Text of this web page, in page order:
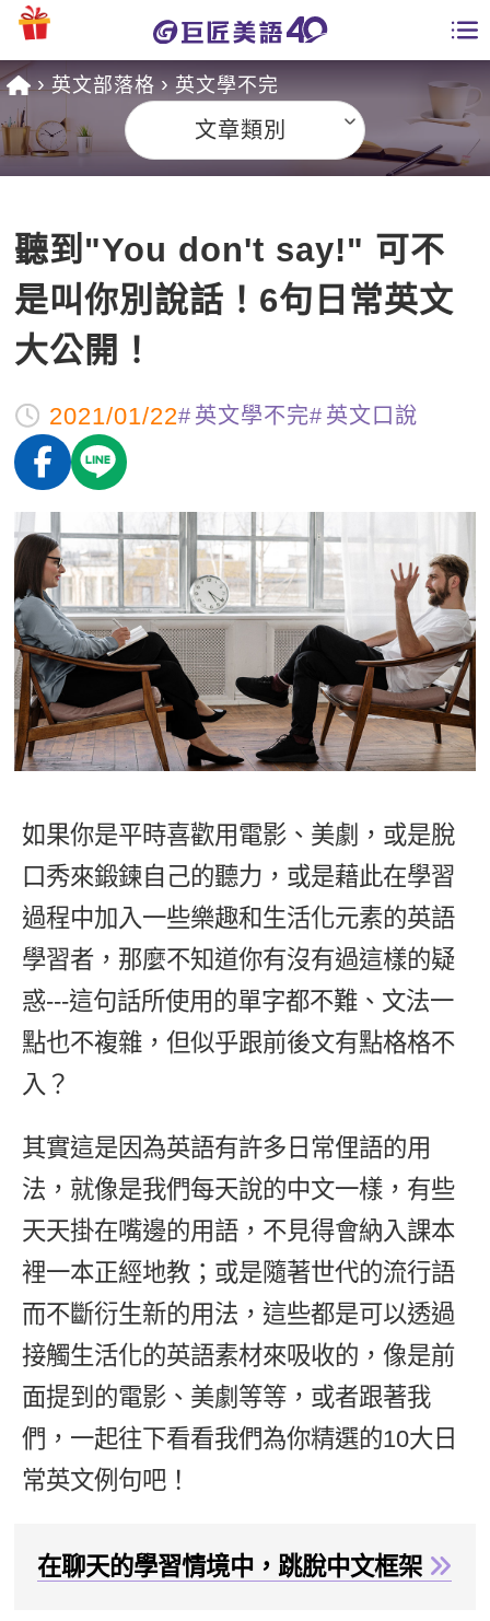
課程總覽
英文課程總表
英文會話
商用英文
英文檢定
TOEIC 多益課程
IELTS 雅思課程
GEPT 全民英檢課程
TOEFL 托福課程
能力養成
自然發音
英文聽力養成
開口溜英文
旅遊英文
基礎字彙
情境閱讀
英文寫作
Cengage TED Talks
CNN聽力強化
新聞英文
特色課程
主題課程
英語俱樂部
ECAM
Let's Talk
線上真人
日語
西班牙語
兒童美語
更多
一對一家教
企業訓練
數位學習教材
全國分校
免費資源
多益秒學堂
英文能力測驗
師資團隊
學習分享
學員故事
學員讚出來
活動花絮
校園贊助
企業服務
學員專區
Recruiting
英文部落格 英文學不完
文章類別
聽到"You don't say!" 可不
是叫你別說話！6句日常英文
大公開！
2021/01/22 英文學不完 英文口說
如果你是平時喜歡用電影、美劇，或是脫
口秀來鍛鍊自己的聽力，或是藉此在學習
過程中加入一些樂趣和生活化元素的英語
學習者，那麼不知道你有沒有過這樣的疑
惑---這句話所使用的單字都不難、文法一
點也不複雜，但似乎跟前後文有點格格不
入？
其實這是因為英語有許多日常俚語的用
法，就像是我們每天說的中文一樣，有些
天天掛在嘴邊的用語，不見得會納入課本
裡一本正經地教；或是隨著世代的流行語
而不斷衍生新的用法，這些都是可以透過
接觸生活化的英語素材來吸收的，像是前
面提到的電影、美劇等等，或者跟著我
們，一起往下看看我們為你精選的10大日
常英文例句吧！
在聊天的學習情境中，跳脫中文框架